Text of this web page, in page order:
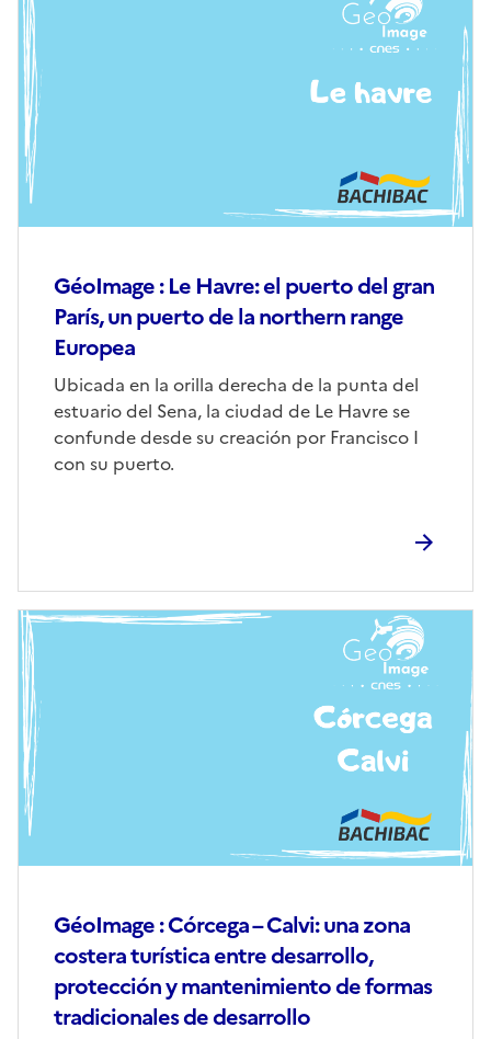
GéoImage : Le Havre: el puerto del gran
París, un puerto de la northern range
Europea
Corps
Ubicada en la orilla derecha de la punta del
estuario del Sena, la ciudad de Le Havre se
confunde desde su creación por Francisco I
con su puerto.
de
couverture
(conseillée)
GéoImage : Córcega – Calvi: una zona
costera turística entre desarrollo,
protección y mantenimiento de formas
tradicionales de desarrollo
Image
de
couverture
(conseillée)